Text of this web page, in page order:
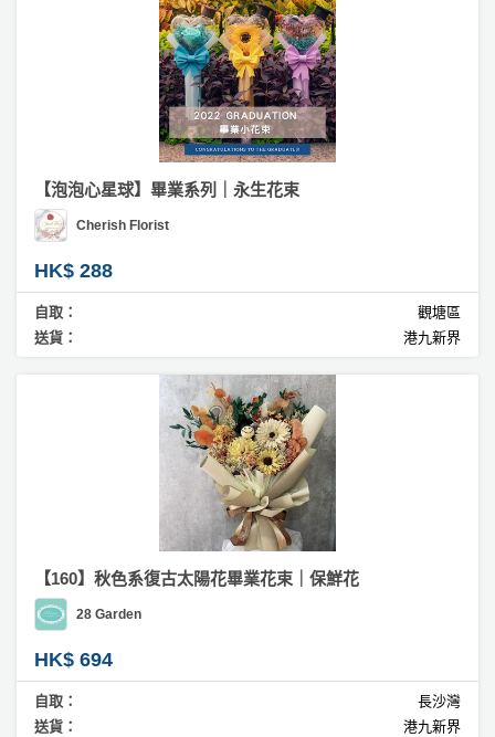
【泡泡心星球】畢業系列｜永生花束
Cherish Florist
HK$ 288
自取：
觀塘區
送貨：
港九新界
【160】秋色系復古太陽花畢業花束｜保鮮花
28 Garden
HK$ 694
自取：
長沙灣
送貨：
港九新界